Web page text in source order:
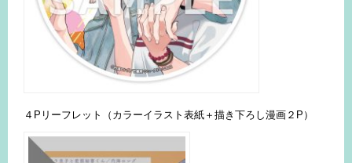
４Pリーフレット（カラーイラスト表紙＋描き下ろし漫画２P）